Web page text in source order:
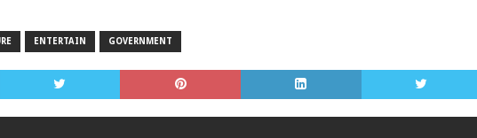
ENTERTAIN GOVERNMENT